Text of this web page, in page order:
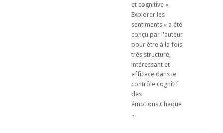
et cognitive «
Explorer les
sentiments » a été
conçu par l'auteur
pour être à la fois
très structuré,
intéressant et
efficace dans le
contrôle cognitif
des
émotions.Chaque
...